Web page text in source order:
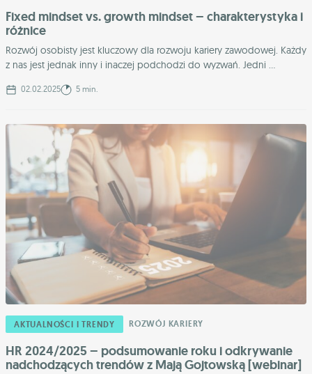
Fixed mindset vs. growth mindset – charakterystyka i
różnice
Rozwój osobisty jest kluczowy dla rozwoju kariery zawodowej. Każdy
z nas jest jednak inny i inaczej podchodzi do wyzwań. Jedni ...
02.02.2025 5 min.
AKTUALNOŚCI I TRENDY ROZWÓJ KARIERY
HR 2024/2025 – podsumowanie roku i odkrywanie
nadchodzących trendów z Mają Gojtowską [webinar]